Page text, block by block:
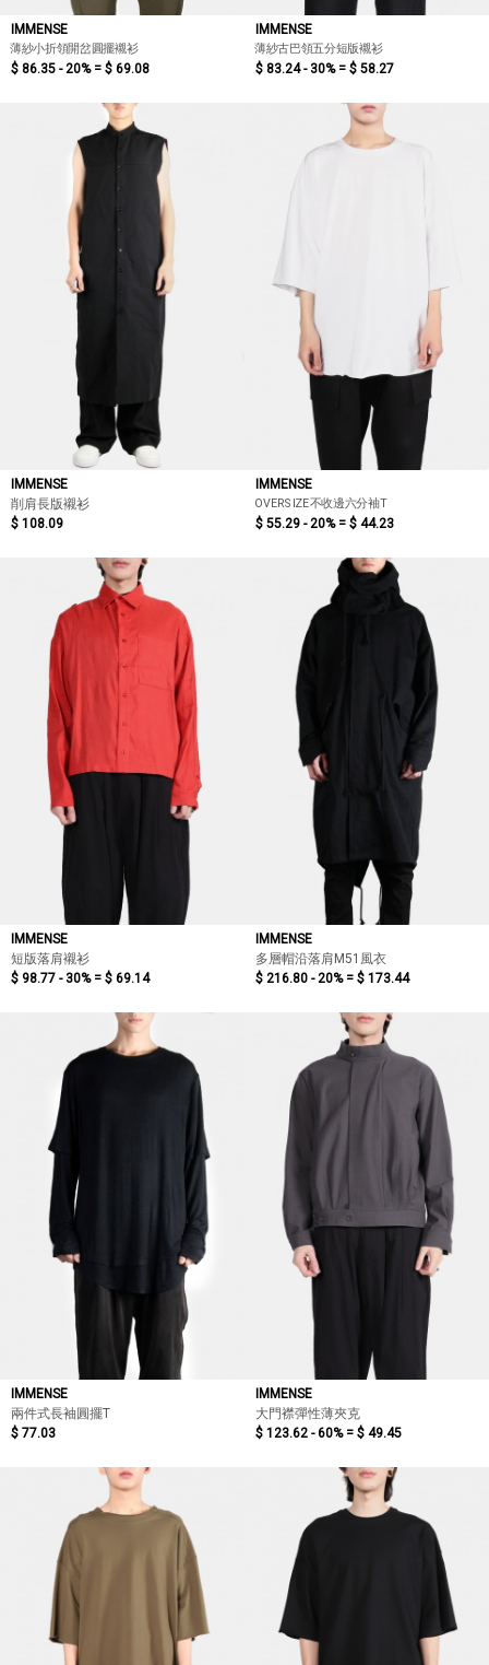
IMMENSE
薄紗小折領開岔圓擺襯衫
$ 86.35 - 20% = $ 69.08
IMMENSE
薄紗古巴領五分短版襯衫
$ 83.24 - 30% = $ 58.27
IMMENSE
削肩長版襯衫
$ 108.09
IMMENSE
OVERSIZE不收邊六分袖T
$ 55.29 - 20% = $ 44.23
IMMENSE
短版落肩襯衫
$ 98.77 - 30% = $ 69.14
IMMENSE
多層帽沿落肩M51風衣
$ 216.80 - 20% = $ 173.44
IMMENSE
兩件式長袖圓擺T
$ 77.03
IMMENSE
大門襟彈性薄夾克
$ 123.62 - 60% = $ 49.45